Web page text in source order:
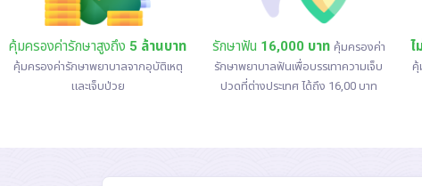
คุ้มครองค่ารักษาสูงถึง 5 ล้านบาท
คุ้มครองค่ารักษาพยาบาลจากอุบัติเหตุ
และเจ็บป่วย
รักษาฟัน 16,000 บาท คุ้มครองค่า
รักษาพยาบาลฟันเพื่อบรรเทาความเจ็บ
ปวดที่ต่างประเทศ ได้ถึง 16,00 บาท
ไ
คุ้